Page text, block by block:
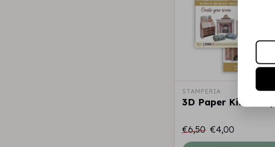
STAMPERIA
3D Paper Kit - Lady
€6,50 €4,00